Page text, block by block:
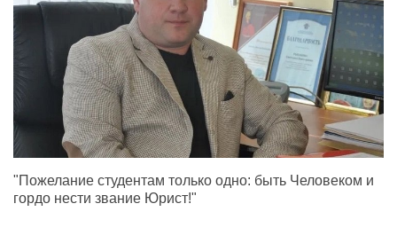
"Пожелание студентам только одно: быть Человеком и
гордо нести звание Юрист!"